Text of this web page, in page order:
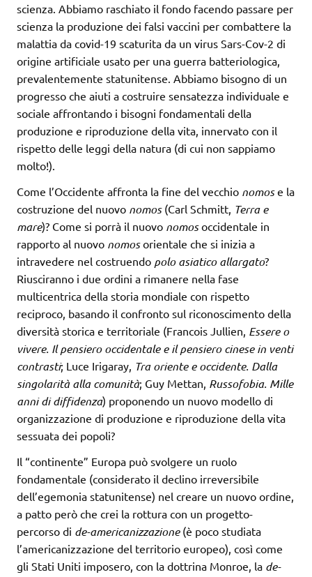
scienza. Abbiamo raschiato il fondo facendo passare per
scienza la produzione dei falsi vaccini per combattere la
malattia da covid-19 scaturita da un virus Sars-Cov-2 di
origine artificiale usato per una guerra batteriologica,
prevalentemente statunitense. Abbiamo bisogno di un
progresso che aiuti a costruire sensatezza individuale e
sociale affrontando i bisogni fondamentali della
produzione e riproduzione della vita, innervato con il
rispetto delle leggi della natura (di cui non sappiamo
molto!).
Come l’Occidente affronta la fine del vecchio nomose la
costruzione del nuovo nomos (Carl Schmitt, Terra e
mare)? Come si porrà il nuovo nomosoccidentale in
rapporto al nuovo nomosorientale che si inizia a
intravedere nel costruendo polo asiatico allargato?
Riusciranno i due ordini a rimanere nella fase
multicentrica della storia mondiale con rispetto
reciproco, basando il confronto sul riconoscimento della
diversità storica e territoriale (Francois Jullien, Essere o
vivere. Il pensiero occidentale e il pensiero cinese in venti
contrasti; Luce Irigaray, Tra oriente e occidente. Dalla
singolarità alla comunità; Guy Mettan, Russofobia. Mille
anni di diffidenza) proponendo un nuovo modello di
organizzazione di produzione e riproduzione della vita
sessuata dei popoli?
Il “continente” Europa può svolgere un ruolo
fondamentale (considerato il declino irreversibile
dell’egemonia statunitense) nel creare un nuovo ordine,
a patto però che crei la rottura con un progetto-
percorso di de-americanizzazione(è poco studiata
l’americanizzazione del territorio europeo), così come
gli Stati Uniti imposero, con la dottrina Monroe, la de-